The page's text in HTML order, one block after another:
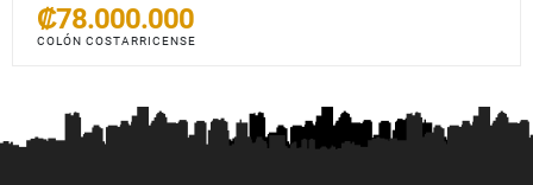
₡78.000.000
COLÓN COSTARRICENSE